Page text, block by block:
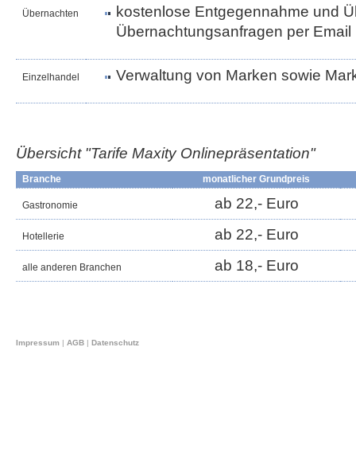
Übernachten
kostenlose Entgegennahme und
Übernachtungsanfragen per
Einzelhandel Verwaltung von Marken sowie
Übersicht "Tarife Maxity Onlinepräsentation"
Branche monatlicher Grundpreis
Gastronomie ab 22,- Euro
Hotellerie ab 22,- Euro
alle anderen Branchen ab 18,- Euro
Impressum | AGB | Datenschutz